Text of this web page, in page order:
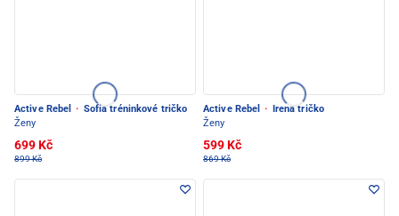
Active Rebel · Sofia tréninkové tričko
Ženy
699 Kč
899 Kč
Active Rebel ·
Irena tričko
Ženy
599 Kč
869 Kč